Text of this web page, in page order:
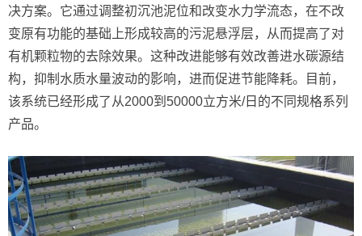
决方案。它通过调整初沉池泥位和改变水力学流态，在不改
变原有功能的基础上形成较高的污泥悬浮层，从而提高了对
有机颗粒物的去除效果。这种改进能够有效改善进水碳源结
构，抑制水质水量波动的影响，进而促进节能降耗。目前，
该系统已经形成了从2000到50000立方米/日的不同规格系列
产品。